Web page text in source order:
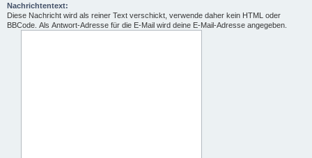
Nachrichtentext:
Diese Nachricht wird als reiner Text verschickt, verwende daher kein HTML oder
BBCode. Als Antwort-Adresse für die E-Mail wird deine E-Mail-Adresse angegeben.